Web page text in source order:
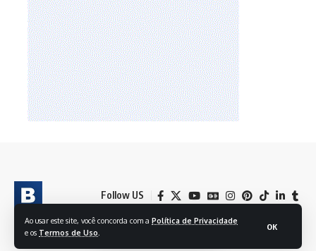
Ao usar este site, você concorda com a Política de Privacidade
e os Termos de Uso
OK
Follow US
© 2024 BRASIL EM FOLHAS S/A